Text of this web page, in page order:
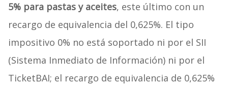
5% para pastas y aceites, este último con un
recargo de equivalencia del 0,625%. El tipo
impositivo 0% no está soportado ni por el SII
(Sistema Inmediato de Información) ni por el
TicketBAI; el recargo de equivalencia de 0,625%